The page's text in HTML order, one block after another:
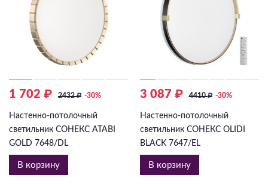
1 702 ₽ 2432₽ -30%
Настенно-потолочный
светильник СОНЕКС ATABI
GOLD 7648/DL
В корзину
3 087 ₽ 4410₽ -30%
Настенно-потолочный
светильник СОНЕКС OLIDI
BLACK 7647/EL
В корзину